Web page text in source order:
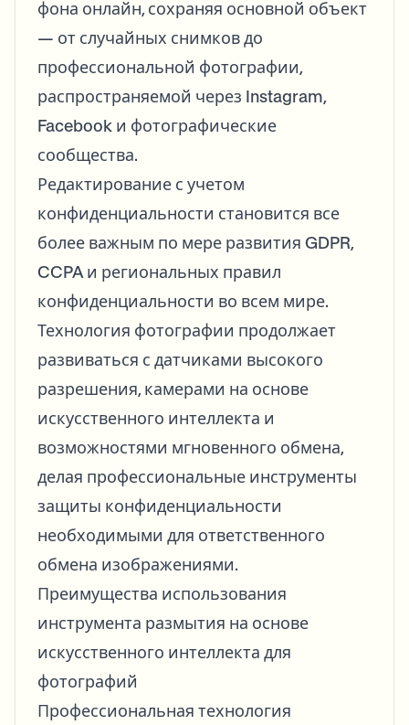
фона онлайн, сохраняя основной объект
— от случайных снимков до
профессиональной фотографии,
распространяемой через Instagram,
Facebook и фотографические
сообщества.
Редактирование с учетом
конфиденциальности становится все
более важным по мере развития GDPR,
CCPA и региональных правил
конфиденциальности во всем мире.
Технология фотографии продолжает
развиваться с датчиками высокого
разрешения, камерами на основе
искусственного интеллекта и
возможностями мгновенного обмена,
делая профессиональные инструменты
защиты конфиденциальности
необходимыми для ответственного
обмена изображениями.
Преимущества использования
инструмента размытия на основе
искусственного интеллекта для
фотографий
Профессиональная технология